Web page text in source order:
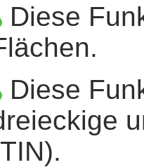
Diese
Diese